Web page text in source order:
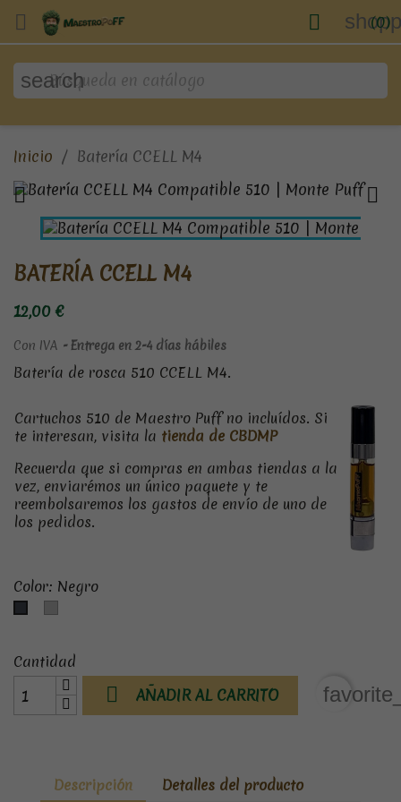
 (0)

search
Inicio Batería CCELL M4
 
BATERÍA CCELL M4
12,00 €
Con IVA Entrega en 2-4 días hábiles
Batería de rosca 510 CCELL M4.
Cartuchos 510 de Maestro Puff no incluídos. Si
te interesan, visita la tienda de CBDMP
Recuerda que si compras en ambas tiendas a la
vez, enviarémos un único paquete y te
reembolsaremos los gastos de envío de uno de
los pedidos.
Color: Negro
Negro
Cantidad
 AÑADIR AL CARRITO
Descripción Detalles del producto